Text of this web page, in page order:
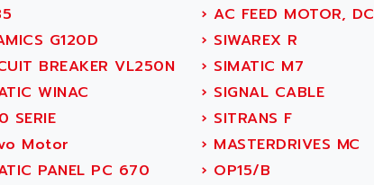
› AC FEED MOTOR, DC
G120D › SIWAREX R
BREAKER VL250N › SIMATIC M7
WINAC › SIGNAL CABLE
SERIE › SITRANS F
Motor › MASTERDRIVES MC
PANEL PC 670 › OP15/B